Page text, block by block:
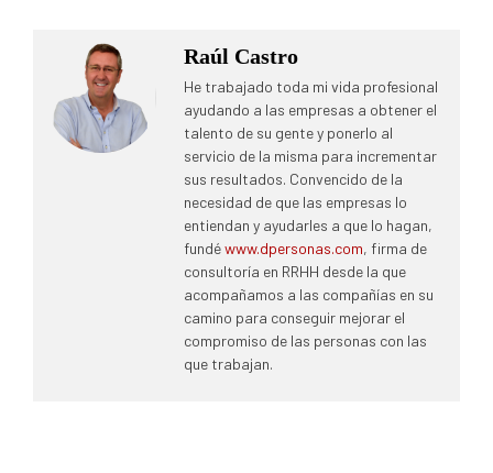
Raúl Castro
He trabajado toda mi vida profesional
ayudando a las empresas a obtener el
talento de su gente y ponerlo al
servicio de la misma para incrementar
sus resultados. Convencido de la
necesidad de que las empresas lo
entiendan y ayudarles a que lo hagan,
fundéwww.dpersonas.com, firma de
consultoría en RRHH desde la que
acompañamos a las compañías en su
camino para conseguir mejorar el
compromiso de las personas con las
que trabajan.